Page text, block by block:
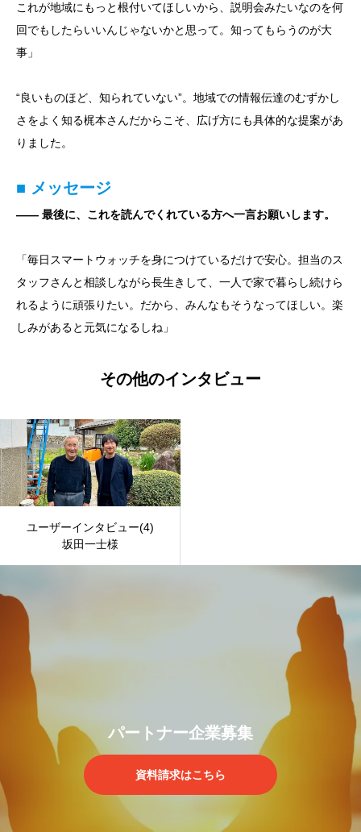
これが地域にもっと根付いてほしいから、説明会みたいなのを何
回でもしたらいいんじゃないかと思って。知ってもらうのが大
事」
“良いものほど、知られていない”。地域での情報伝達のむずかし
さをよく知る梶本さんだからこそ、広げ方にも具体的な提案があ
りました。
■ メッセージ
―― 最後に、これを読んでくれている方へ一言お願いします。
「毎日スマートウォッチを身につけているだけで安心。担当のス
タッフさんと相談しながら長生きして、一人で家で暮らし続けら
れるように頑張りたい。だから、みんなもそうなってほしい。楽
しみがあると元気になるしね」
その他のインタビュー
ユーザーインタビュー(4)
坂田一士様
パートナー企業募集
資料請求はこちら